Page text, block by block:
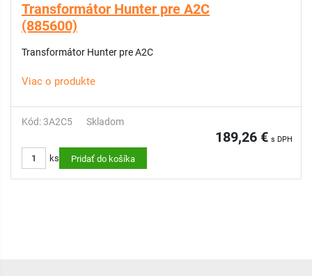
Transformátor Hunter pre A2C
(885600)
Transformátor Hunter pre A2C
Viac o produkte
Kód: 3A2C5 Skladom
189,26 € s DPH
ks Pridať do košíka